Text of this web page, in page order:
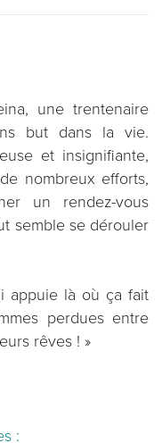
une trentenaire
but dans la vie.
et insignifiante,
nombreux efforts,
un rendez-vous
semble se dérouler
appuie là où ça fait
perdues entre
rêves ! »
: